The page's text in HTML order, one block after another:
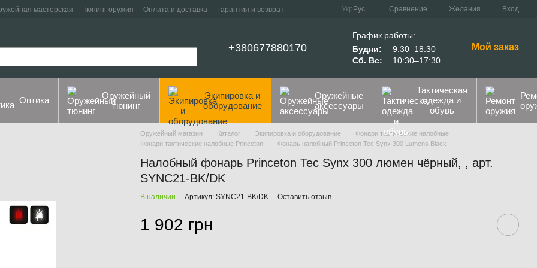
мастерская Тюнинг оружия Оплата и доставка
Гарантия и возврат
Укр Рус Сравнение Желания Вход
+380677880170
График работы:
Будни:
9:30–18:30
Сб. Вс:
10:30–17:30
Мой заказ
Оптика
Оружейный
тюнинг
Экипировка и
оборудование
Оружейные
аксессуары
Тактическая
одежда и
обувь
Оружейный магазин Каталог Экипировка и оборудование
Фонари тактические налобные
Фонари тактические налобные Princeton
Фонарь налобный Princeton Tec Synx 300 Lumens Black
Налобный фонарь Princeton Tec Synx 300 люмен чёрный, , арт.
SYNC21-BK/DK
В наличии Артикул: SYNC21-BK/DK Оставить отзыв
1 902 грн